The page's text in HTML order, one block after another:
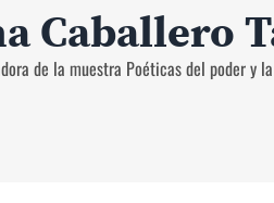
Caballero
de la muestra Poéticas del poder y